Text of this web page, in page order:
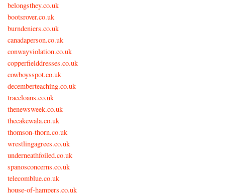
belongsthey.co.uk
bootsrover.co.uk
burndeniers.co.uk
canadaperson.co.uk
conwayviolation.co.uk
copperfielddresses.co.uk
cowboysspot.co.uk
decemberteaching.co.uk
traceloans.co.uk
thenewsweek.co.uk
thecakewala.co.uk
thomson-thorn.co.uk
wrestlingagrees.co.uk
underneathfoiled.co.uk
spanosconcerns.co.uk
telecomblue.co.uk
house-of-hampers.co.uk